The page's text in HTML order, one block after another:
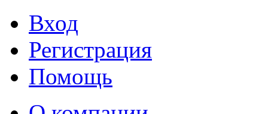
Вход
Регистрация
Помощь